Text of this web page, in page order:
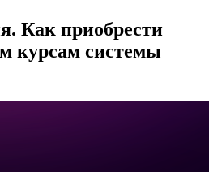
Как приобрести
курсам системы